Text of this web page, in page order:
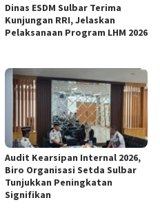
Dinas ESDM Sulbar Terima
Kunjungan RRI, Jelaskan
Pelaksanaan Program LHM 2026
Audit Kearsipan Internal 2026,
Biro Organisasi Setda Sulbar
Tunjukkan Peningkatan
Signifikan